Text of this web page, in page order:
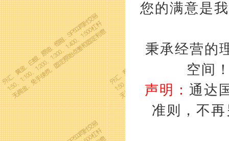
您的满意是
秉承经营的
空间
声明： 通达
准则，不